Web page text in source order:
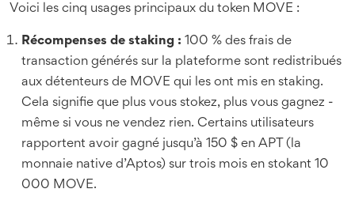
Voici les cinq usages principaux du token MOVE :
Récompenses de staking : 100 % des frais de
transaction générés sur la plateforme sont redistribués
aux détenteurs de MOVE qui les ont mis en staking.
Cela signifie que plus vous stokez, plus vous gagnez -
même si vous ne vendez rien. Certains utilisateurs
rapportent avoir gagné jusqu’à 150 $ en APT (la
monnaie native d’Aptos) sur trois mois en stokant 10
000 MOVE.